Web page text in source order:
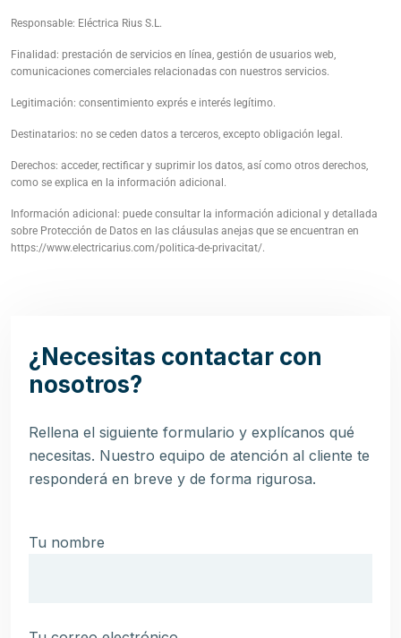
Responsable: Eléctrica Rius S.L.
Finalidad: prestación de servicios en línea, gestión de usuarios web,
comunicaciones comerciales relacionadas con nuestros servicios.
Legitimación: consentimiento exprés e interés legítimo.
Destinatarios: no se ceden datos a terceros, excepto obligación legal.
Derechos: acceder, rectificar y suprimir los datos, así como otros derechos,
como se explica en la información adicional.
Información adicional: puede consultar la información adicional y detallada
sobre Protección de Datos en las cláusulas anejas que se encuentran en
https://www.electricarius.com/politica-de-privacitat/.
¿Necesitas contactar con
nosotros?
Rellena el siguiente formulario y explícanos qué
necesitas. Nuestro equipo de atención al cliente te
responderá en breve y de forma rigurosa.
Tu nombre